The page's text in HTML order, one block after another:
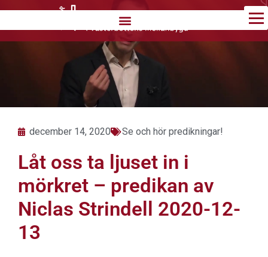
innehåll
december 14, 2020 Se och hör predikningar!
Låt oss ta ljuset in i
mörkret – predikan av
Niclas Strindell 2020-12-
13